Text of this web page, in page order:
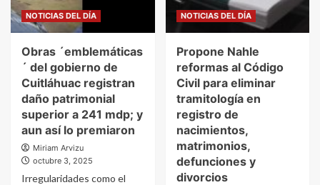
NOTICIAS DEL DÍA
Obras ´emblemáticas
´ del gobierno de
Cuitláhuac registran
daño patrimonial
superior a 241 mdp; y
aun así lo premiaron
Miriam Arvizu
octubre 3, 2025
Irregularidades como el
NOTICIAS DEL DÍA
Propone Nahle
reformas al Código
Civil para eliminar
tramitología en
registro de
nacimientos,
matrimonios,
defunciones y
divorcios